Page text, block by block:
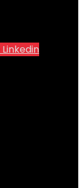
Linkedin